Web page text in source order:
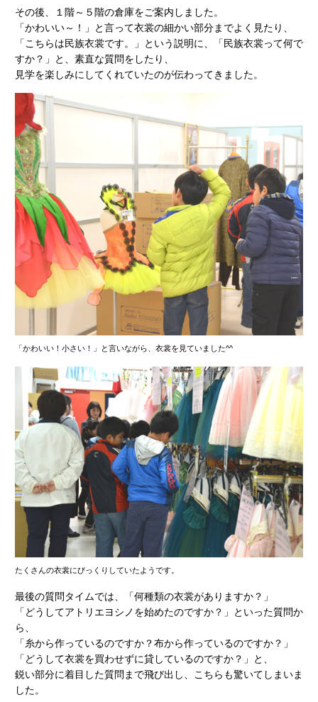
その後、１階～５階の倉庫をご案内しました。
「かわいい～！」と言って衣裳の細かい部分までよく見たり、
「こちらは民族衣裳です。」という説明に、「民族衣裳って何で
すか？」と、素直な質問をしたり、
見学を楽しみにしてくれていたのが伝わってきました。
「かわいい！小さい！」と言いながら、衣裳を見ていました^^
たくさんの衣裳にびっくりしていたようです。
最後の質問タイムでは、「何種類の衣裳がありますか？」
「どうしてアトリエヨシノを始めたのですか？」といった質問か
ら、
「糸から作っているのですか？布から作っているのですか？」
「どうして衣裳を買わせずに貸しているのですか？」と、
鋭い部分に着目した質問まで飛び出し、こちらも驚いてしまいま
した。